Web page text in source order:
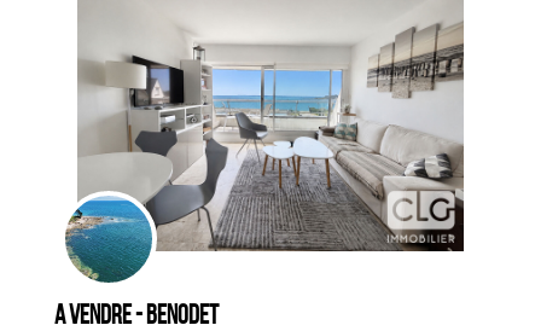
A vendre - BENODET